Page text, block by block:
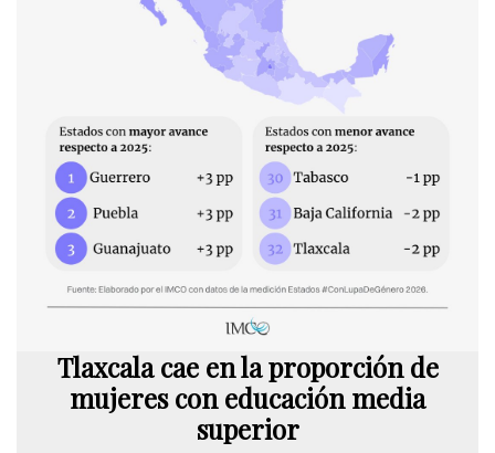
Tlaxcala cae en la proporción de
mujeres con educación media
superior